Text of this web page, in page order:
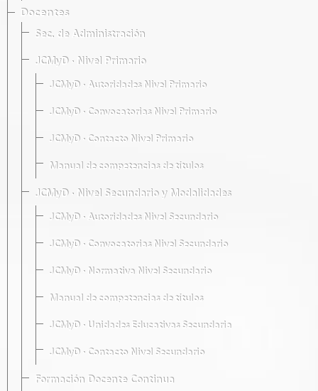
Docentes
Sec. de Administración
JCMyD · Nivel Primario
JCMyD · Autoridades Nivel Primario
JCMyD · Convocatorias Nivel Primario
JCMyD · Contacto Nivel Primario
Manual de competencias de títulos
JCMyD · Nivel Secundario y Modalidades
JCMyD · Autoridades Nivel Secundario
JCMyD · Convocatorias Nivel Secundario
JCMyD · Normativa Nivel Secundario
Manual de competencias de títulos
JCMyD · Unidades Educativas Secundaria
JCMyD · Contacto Nivel Secundario
Formación Docente Continua